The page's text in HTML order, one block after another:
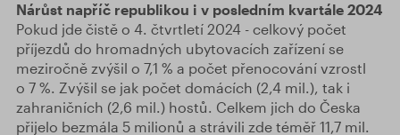
Nárůst napříč republikou i v posledním kvartále 2024
Pokud jde čistě o 4. čtvrtletí 2024 - celkový počet
příjezdů do hromadných ubytovacích zařízení se
meziročně zvýšil o 7,1 % a počet přenocování vzrostl
o 7 %. Zvýšil se jak počet domácích (2,4 mil.), tak i
zahraničních (2,6 mil.) hostů. Celkem jich do Česka
přijelo bezmála 5 milionů a strávili zde téměř 11,7 mil.